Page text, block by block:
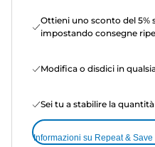
Ottieni uno sconto del
impostando consegne
Modifica o disdici in
Sei tu a stabilire la
Informazioni su Repeat & Save